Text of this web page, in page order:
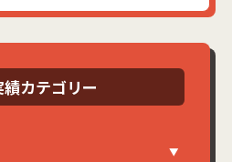
績カテゴリー